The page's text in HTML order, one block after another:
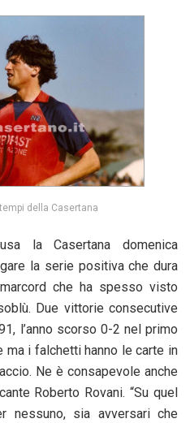
della Casertana
la Casertana domenica
la serie positiva che dura
che ha spesso visto
Due vittorie consecutive
l’anno scorso 0-2 nel primo
i falchetti hanno le carte in
Ne è consapevole anche
Roberto Rovani. “Su quel
nessuno, sia avversari che